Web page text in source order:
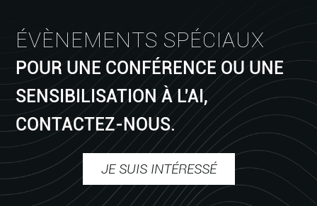
ÉVÈNEMENTS SPÉCIAUX
POUR UNE CONFÉRENCE OU UNE
SENSIBILISATION À L'AI,
CONTACTEZ-NOUS.
JE SUIS INTÉRESSÉ